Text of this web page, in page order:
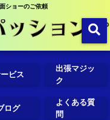
ショーのご依頼
ビス
出張マジッ
ク
ログ
よくある質
問